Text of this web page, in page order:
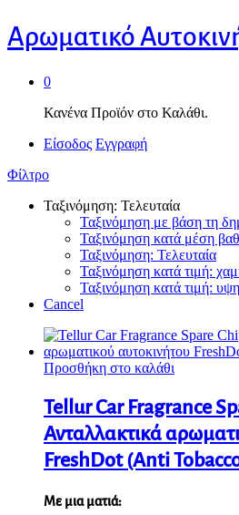
Αρωματικό
0
Κανένα Προϊόν στο Καλάθι.
Είσοδος Εγγραφή
Φίλτρο
Ταξινόμηση: Τελευταία
Ταξινόμηση με βάση τη
Ταξινόμηση κατά μέση
Ταξινόμηση: Τελευταία
Ταξινόμηση κατά τιμή:
Ταξινόμηση κατά τιμή:
Cancel
Προσθήκη στο καλάθι
Tellur Car Fragrance
Ανταλλακτικά
FreshDot (Anti
Με μια ματιά: